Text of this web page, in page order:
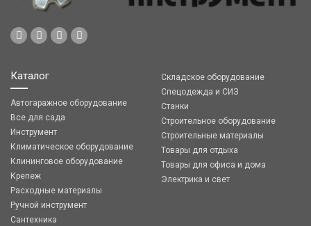
Каталог
Автогаражное оборудование
Все для сада
Инструмент
Климатическое оборудование
Клининговое оборудование
Крепеж
Расходные материалы
Ручной инструмент
Сантехника
Складское оборудование
Спецодежда и СИЗ
Станки
Строительное оборудование
Строительные материалы
Товары для отдыха
Товары для офиса и дома
Электрика и свет